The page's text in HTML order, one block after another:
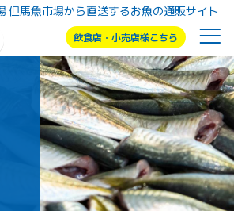
但馬魚市場から直送するお魚の通販サイト
飲食店・小売店様こちら